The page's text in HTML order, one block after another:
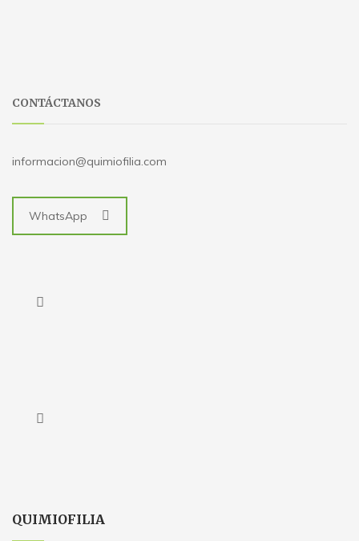
CONTÁCTANOS
informacion@quimiofilia.com
WhatsApp
QUIMIOFILIA